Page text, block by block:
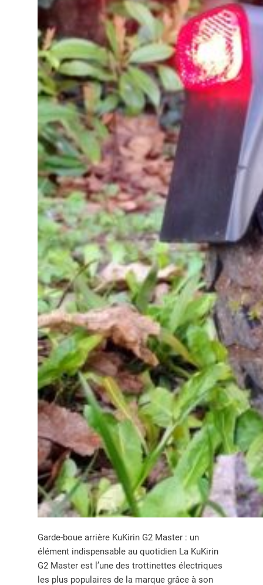
Garde-boue arrière KuKirin G2 Master : un
élément indispensable au quotidien La KuKirin
G2 Master est l’une des trottinettes électriques
les plus populaires de la marque grâce à son